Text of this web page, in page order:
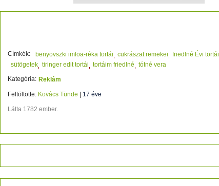
Címkék: benyovszki imloa-réka tortái cukrászat remekei friedlné Évi tortái
sütögetek tiringer edit tortái tortáim friedlné
tótné vera
Kategória: Reklám
Feltöltötte: Kovács Tünde 17 éve
Látta 1782 ember.